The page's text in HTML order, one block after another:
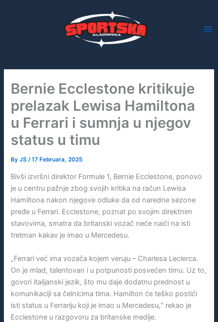
Bernie Ecclestone kritikuje
prelazak Lewisa Hamiltona
u Ferrari i sumnja u njegov
status u timu
ByJS /17 Februara, 2025
Bivši izvršni direktor Formule 1, Bernie Ecclestone, ponovo
je u centru pažnje zbog svojih kritika na račun Lewisa
Hamiltona nakon njegove odluke da od naredne sezone
pređe u Ferrari. Ecclestone, poznat po svojim direktnim
stavovima, smatra da britanski vozač neće naići na isti
tretman kakav je imao u Mercedesu.
„Ferrari već ima vozača kojem veruju – Charlesa Leclerca.
On je mlad, talentovan i u potpunosti posvećen timu. Uz to,
govori italijanski jezik, što mu daje dodatnu prednost u
komunikaciji sa čelnicima tima. Hamilton će teško postići
isti status u Ferrariju koji je imao u Mercedesu,“ rekao je
Ecclestone u razgovoru za britanske medije.